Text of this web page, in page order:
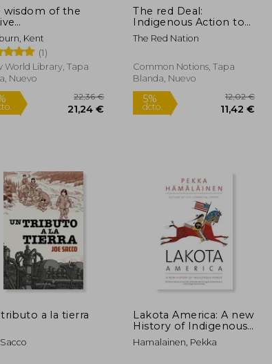
wisdom of the
the
of an indian and
writings by
and the great
of red
Kent
(1)
World Library, Tapa
Nuevo
dcto.
The red Deal:
Indigenous Action to
Save our Earth (en
Inglés)
The Red Nation
Common Notions, Tapa
Blanda, Nuevo
tributo a la tierra
Lakota America: A new
History of Indigenous
Power (Spare) (en
Inglés)
Hamalainen, Pekka